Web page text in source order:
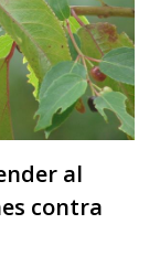
al
contra